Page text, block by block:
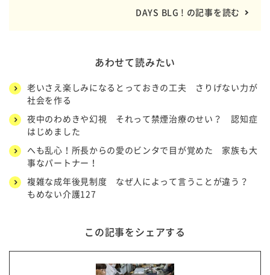
DAYS BLG ! の記事を読む
あわせて読みたい
老いさえ楽しみになるとっておきの工夫 さりげない力が
社会を作る
夜中のわめきや幻視 それって禁煙治療のせい？ 認知症
はじめました
へも乱心！所長からの愛のビンタで目が覚めた 家族も大
事なパートナー！
複雑な成年後見制度 なぜ人によって言うことが違う？
もめない介護127
この記事をシェアする